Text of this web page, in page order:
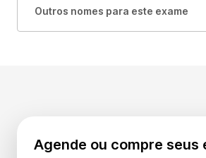
Outros nomes para este exame
Agende ou compre seus